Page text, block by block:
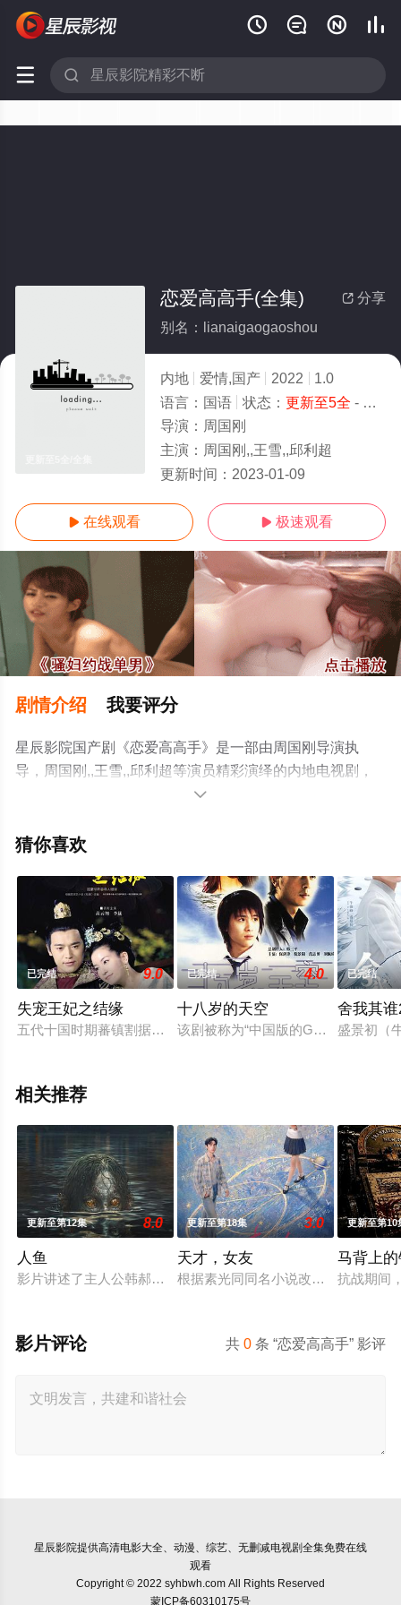
   
 
 分享
恋爱高高手(全集)
别名：lianaigaogaoshou
内地 爱情,国产 2022
1.0
语言： 国语 状态： 更新至5全 - 免费在线观看
导演： 周国刚
主演： 周国刚,,王雪,,邱利超
更新时间： 2023-01-09
 在线观看  极速观看
剧情介绍 我要评分
星辰影院国产剧《恋爱高高手》是一部由周国刚导演执
导，周国刚,,王雪,,邱利超等演员精彩演绎的内地电视剧，
大结局剧情已揭晓（更新至5全），手机免费观看高清未删
可移步至豆瓣电视剧、电视猫或剧情网等平台了解。

猜你喜欢
已完结 9.0
失宠王妃之结缘
五代十国时期蕃镇割据。月筝（李晟饰）一心深爱凤璘（高云
已完结 4.0
十八岁的天空
该剧被称为“中国版的GTO”。嘉英
已完结
舍我其谁
盛景初（
相关推荐
更新至第12集 8.0
人鱼
影片讲述了主人公韩郝（樊少皇 饰）为了营救意外被困秘密实
更新至第18集 3.0
天才，女友
根据素光同同名小说改编。江逾白长
更新至第10
马背上
抗战期间
共0 条 “恋爱高高手” 影评
影片评论
星辰影院提供高清电影大全、动漫、综艺、无删减电视剧全集免费在线
观看
Copyright © 2022 syhbwh.com All Rights Reserved
蒙ICP备60310175号